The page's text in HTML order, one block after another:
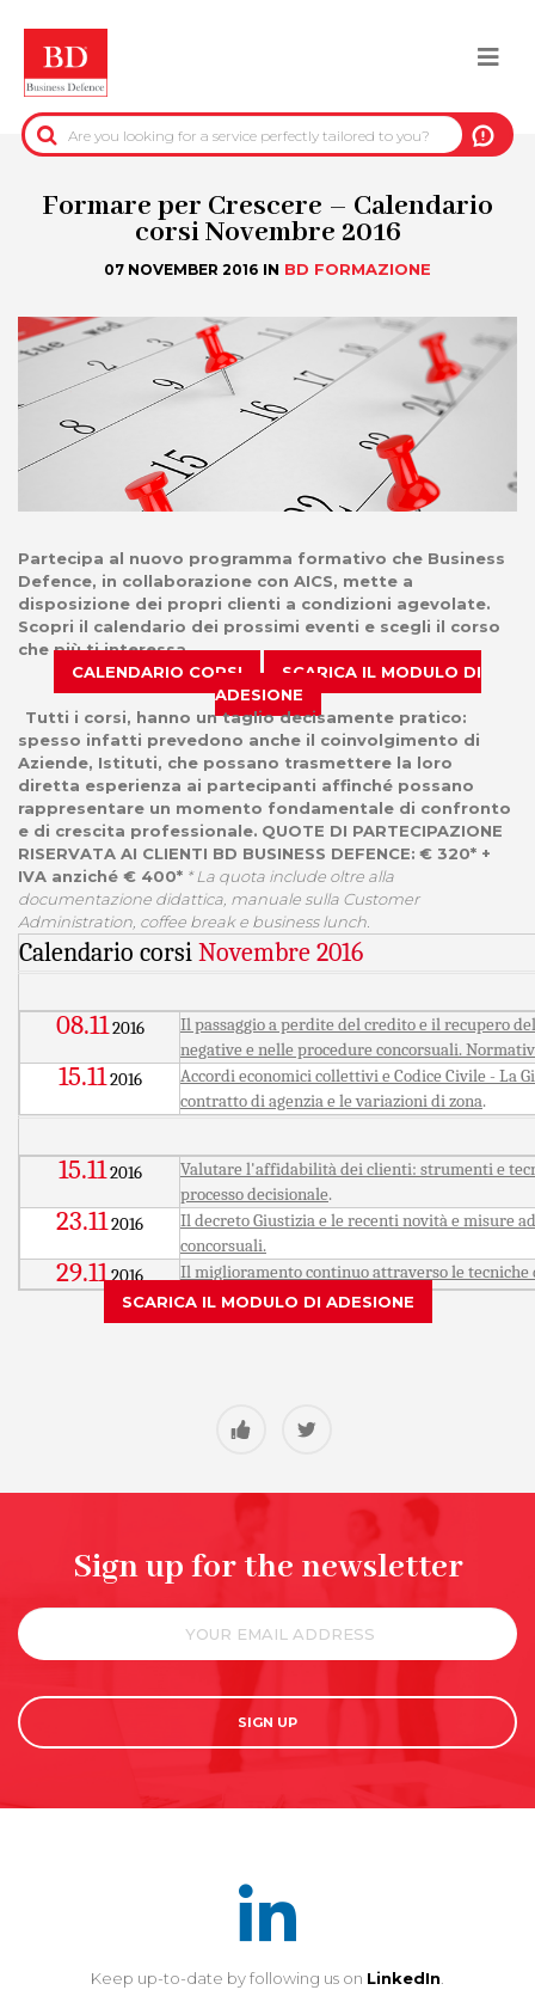
main
content
BACK
PRE-CONTRACTUAL INFORMATION
REAL-ESTATE INFORMATION
OFFICIAL DATA
DUE DILIGENCE
ANTI-FRAUD SERVICES
Formare per Crescere – Calendario
corsi Novembre 2016
07 NOVEMBER 2016 IN BD FORMAZIONE
Partecipa al nuovo programma formativo che Business
Defence, in collaborazione con AICS, mette a
disposizione dei propri clienti a condizioni agevolate.
Scopri il calendario dei prossimi eventi e scegli il corso
che più ti interessa.
CALENDARIO CORSI
SCARICA IL MODULO DI
ADESIONE
Tutti i corsi, hanno un taglio decisamente pratico:
spesso infatti prevedono anche il coinvolgimento di
Aziende, Istituti, che possano trasmettere la loro
diretta esperienza ai partecipanti affinché possano
rappresentare un momento fondamentale di confronto
e di crescita professionale. QUOTE DI PARTECIPAZIONE
RISERVATA AI CLIENTI BD BUSINESS DEFENCE: € 320* +
IVA anziché € 400* * La quota include oltre alla
documentazione didattica, manuale sulla Customer
Administration, coffee break e business lunch.
Calendario corsiNovembre 2016
08.112016
Il passaggio a perdite del credito e il recupero
negative e nelle procedure concorsuali.
15.112016
Accordi economici collettivi e Codice Civile - La
contratto di agenzia e le variazioni di zona.
15.112016
Valutare l'affidabilità dei clienti: strumenti e
processo decisionale.
23.112016
Il decreto Giustizia e le recenti novità e misure
concorsuali.
29.112016 Il miglioramento continuo attraverso le tecniche
SCARICA IL MODULO DI ADESIONE
Sign up for the newsletter
SIGN UP
Keep up-to-date by following us on LinkedIn